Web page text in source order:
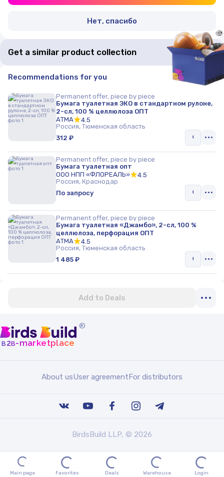
Нет, спасибо
Get a similar product collection
Recommendations for you
Permanent offer, piece by piece
Бумага туалетная ЭКО в стандартном рулоне,
2-сл, 100 % целлюлоза ОПТ
АТМА
4.5
Россия, Тюменская область
312 ₽
Permanent offer, piece by piece
Бумага туалетная опт
ООО НПП «ФЛОРЕАЛЬ»
4.5
Россия, Краснодар
По запросу
Permanent offer, piece by piece
Бумага туалетная «Джамбо», 2-сл, 100 %
целлюлоза, перфорация ОПТ
АТМА
4.5
Россия, Тюменская область
1 485 ₽
Add to Deals
®
b2b-marketplace
About usUser agreementFor distributors
BirdsBuild LLP, © 2026
Main page Favorites Deals Warehouse Login